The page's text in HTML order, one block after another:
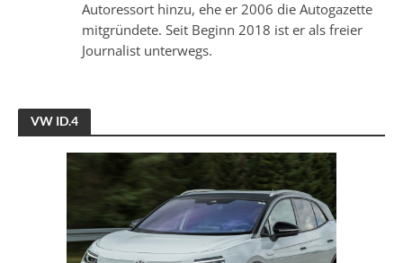
Autoressort hinzu, ehe er 2006 die Autogazette
mitgründete. Seit Beginn 2018 ist er als freier
Journalist unterwegs.
VW ID.4